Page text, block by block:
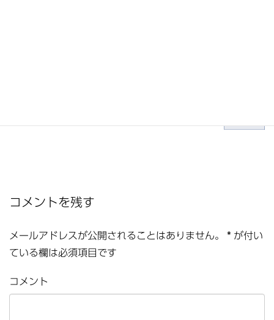
コメントを残す
メールアドレスが公開されることはありません。 * が付い
ている欄は必須項目です
コメント